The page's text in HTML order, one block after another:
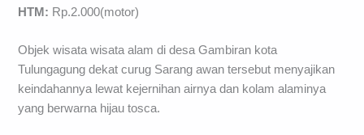
HTM: Rp.2.000(motor)
Objek wisata wisata alam di desa Gambiran kota
Tulungagung dekat curug Sarang awan tersebut menyajikan
keindahannya lewat kejernihan airnya dan kolam alaminya
yang berwarna hijau tosca.